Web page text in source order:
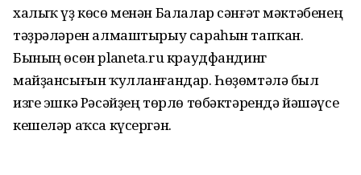
халыҡ үҙ көсө менән Балалар сәнғәт мәктәбенең
тәҙрәләрен алмаштырыу сараһын тапҡан.
Бының өсөн planeta.ru краудфандинг
майҙансығын ҡулланғандар. Һөҙөмтәлә был
изге эшкә Рәсәйҙең төрлө төбәктәрендә йәшәүсе
кешеләр аҡса күсергән.